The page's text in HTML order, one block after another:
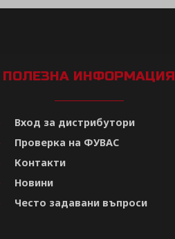
ПОЛЕЗНА ИНФОРМАЦИЯ
Вход за дистрибутори
Проверка на ФУВАС
Контакти
Новини
Често задавани въпроси